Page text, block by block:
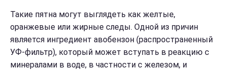
Такие пятна могут выглядеть как желтые,
оранжевые или жирные следы. Одной из причин
является ингредиент авобензон (распространенный
УФ-фильтр), который может вступать в реакцию с
минералами в воде, в частности с железом, и